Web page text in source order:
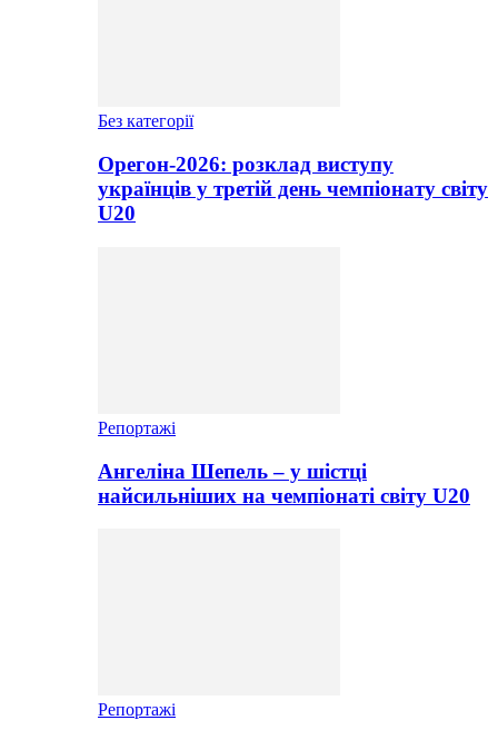
Без категорії
Орегон-2026: розклад виступу
українців у третій день чемпіонату світу
U20
Репортажі
Ангеліна Шепель – у шістці
найсильніших на чемпіонаті світу U20
Репортажі